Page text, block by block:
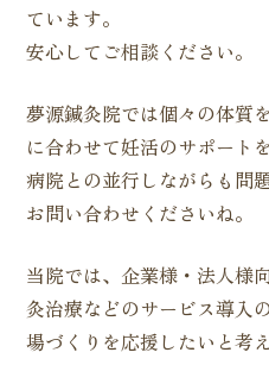
ています。
安心してご相談ください。
夢源鍼灸院では個々の体質
に合わせて妊活のサポート
病院との並行しながらも問
お問い合わせくださいね。
当院では、企業様・法人様
灸治療などのサービス導入
場づくりを応援したいと考